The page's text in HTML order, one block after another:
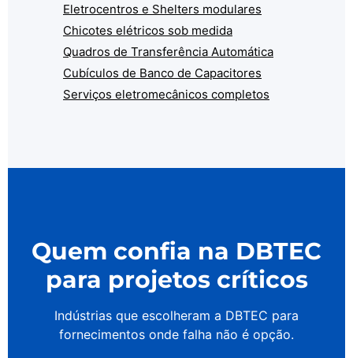
Eletrocentros e Shelters modulares
Chicotes elétricos sob medida
Quadros de Transferência Automática
Cubículos de Banco de Capacitores
Serviços eletromecânicos completos
Quem confia na DBTEC
para projetos críticos
Indústrias que escolheram a DBTEC para
fornecimentos onde falha não é opção.